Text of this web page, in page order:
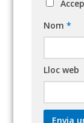
Nom *
Lloc web